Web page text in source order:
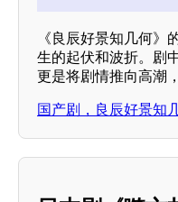
《良辰好景知几何》
生的起伏和波折。剧
更是将剧情推向高潮
国产剧，良辰好景知